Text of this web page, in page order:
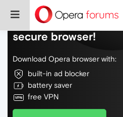
Do more on the web,
secure browser!
Download Opera browser with:
built-in ad blocker
battery saver
free VPN